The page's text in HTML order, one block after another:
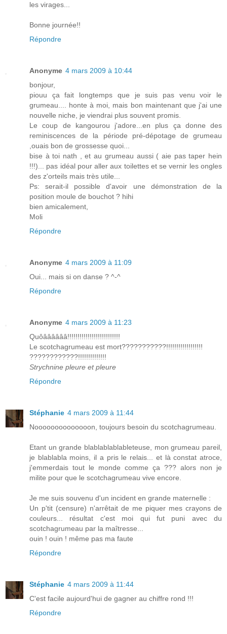
les virages...
Bonne journée!!
Répondre
Anonyme 4 mars 2009 à 10:44
bonjour,
piouu ça fait longtemps que je suis pas venu voir le
grumeau.... honte à moi, mais bon maintenant que j'ai une
nouvelle niche, je viendrai plus souvent promis.
Le coup de kangourou j'adore...en plus ça donne des
reminiscences de la période pré-dépotage de grumeau
,ouais bon de grossesse quoi...
bise à toi nath , et au grumeau aussi ( aie pas taper hein
!!!)... pas idéal pour aller aux toilettes et se vernir les ongles
des z'orteils mais très utile...
Ps: serait-il possible d'avoir une démonstration de la
position moule de bouchot ? hihi
bien amicalement,
Moli
Répondre
Anonyme 4 mars 2009 à 11:09
Oui... mais si on danse ? ^-^
Répondre
Anonyme 4 mars 2009 à 11:23
Quôââââââ!!!!!!!!!!!!!!!!!!!!!!!!!!
Le scotchagrumeau est mort???????????!!!!!!!!!!!!!!!!!!
????????????!!!!!!!!!!!!!!
Strychnine pleure et pleure
Répondre
Stéphanie 4 mars 2009 à 11:44
Noooooooooooooon, toujours besoin du scotchagrumeau.
Etant un grande blablablablableteuse, mon grumeau pareil,
je blablabla moins, il a pris le relais... et là constat atroce,
j'emmerdais tout le monde comme ça ??? alors non je
milite pour que le scotchagrumeau vive encore.
Je me suis souvenu d'un incident en grande maternelle :
Un p'tit (censure) n'arrêtait de me piquer mes crayons de
couleurs... résultat c'est moi qui fut puni avec du
scotchagrumeau par la maîtresse...
ouin ! ouin ! même pas ma faute
Répondre
Stéphanie 4 mars 2009 à 11:44
C'est facile aujourd'hui de gagner au chiffre rond !!!
Répondre